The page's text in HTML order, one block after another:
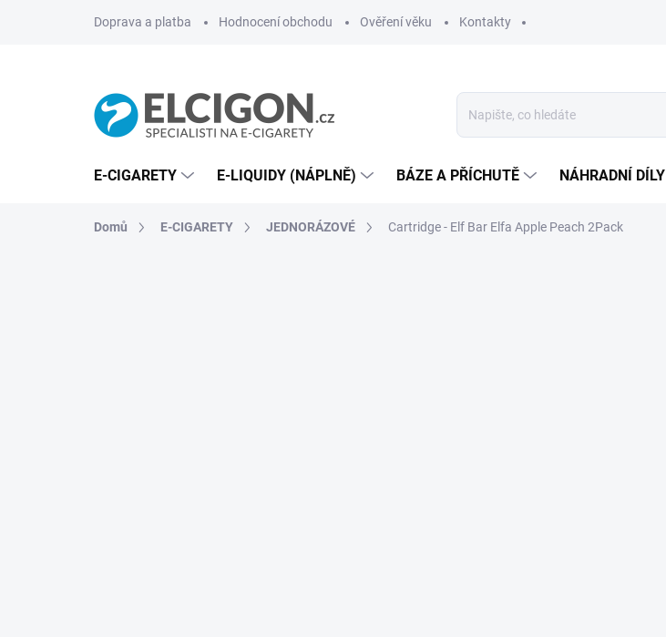
Doprava a platba Hodnocení obchodu Ověření věku Kontakty
E-CIGARETY E-LIQUIDY (NÁPLNĚ) BÁZE A PŘÍCHUTĚ NÁHRADNÍ DÍLY
Domů E-CIGARETY JEDNORÁZOVÉ Cartridge - Elf Bar Elfa Apple Peach 2Pack